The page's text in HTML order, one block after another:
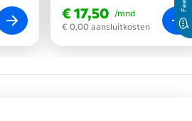
€ 17,50
€ 17,50 /mnd
€ 0,00 aansluitkosten